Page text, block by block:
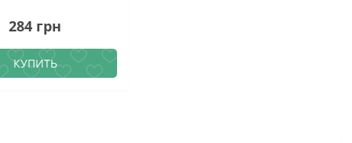
284 грн
КУПИТЬ